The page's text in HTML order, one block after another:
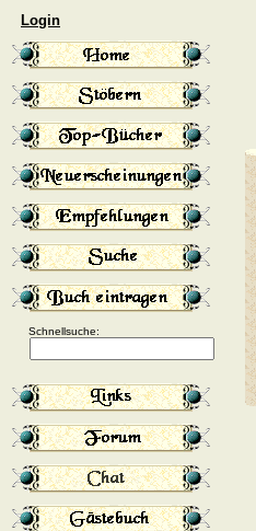
Login
Schnellsuche: